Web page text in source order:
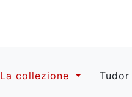
La collezione